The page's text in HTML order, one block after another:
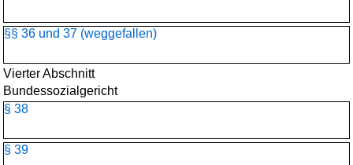
§§ 36 und 37 (weggefallen)
Vierter Abschnitt
Bundessozialgericht
§ 38
§ 39